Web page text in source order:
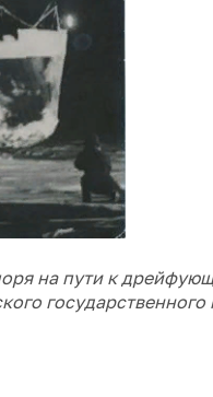
на пути к
государственного